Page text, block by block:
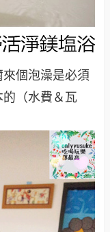
個泡澡是必須
（水費＆瓦